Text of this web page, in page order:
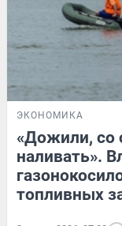
ЭКОНОМИКА
«Дожили, со
наливать».
топливных